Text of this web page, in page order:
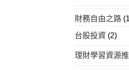
財務自由之路
台股投資 (2)
理財學習資源